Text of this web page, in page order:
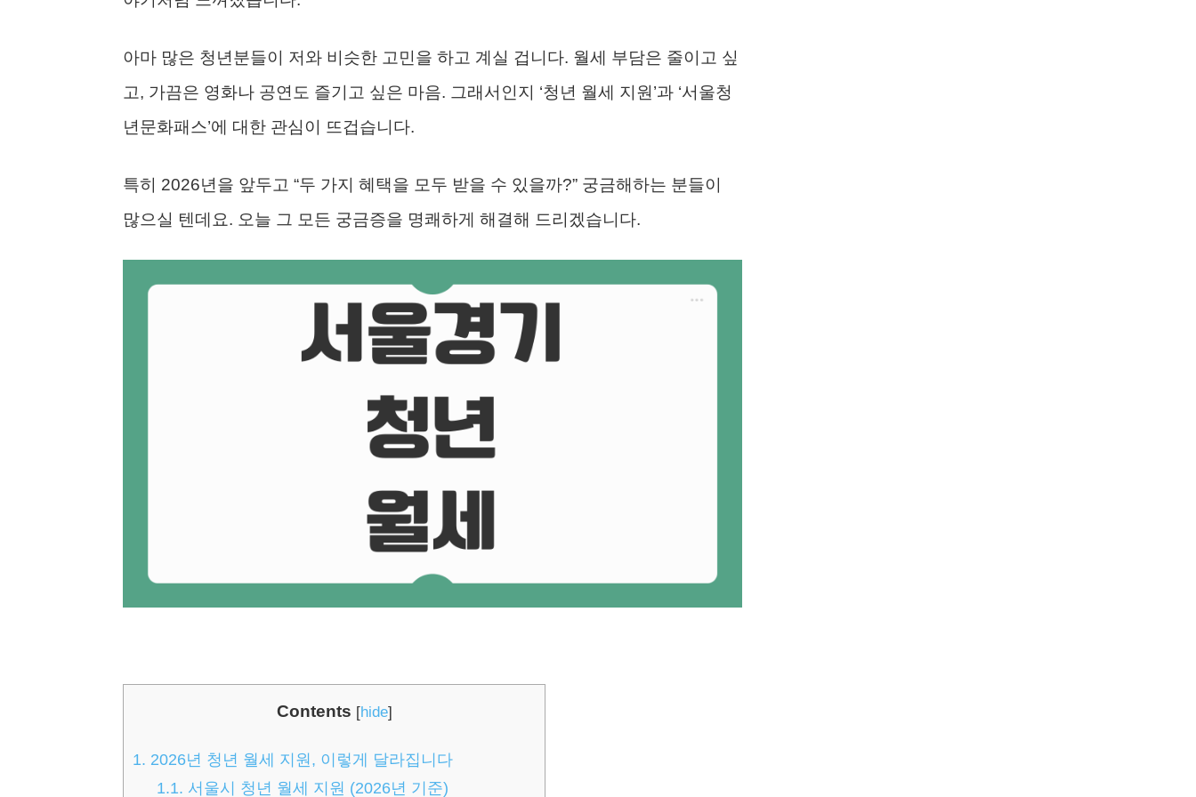
아마 많은 청년분들이 저와 비슷한 고민을 하고 계실 겁니다. 월세 부담은 줄이고 싶
고, 가끔은 영화나 공연도 즐기고 싶은 마음. 그래서인지 ‘청년 월세 지원’과 ‘서울청
년문화패스’에 대한 관심이 뜨겁습니다.
특히 2026년을 앞두고 “두 가지 혜택을 모두 받을 수 있을까?” 궁금해하는 분들이
많으실 텐데요. 오늘 그 모든 궁금증을 명쾌하게 해결해 드리겠습니다.
Contents [hide]
1. 2026년 청년 월세 지원, 이렇게 달라집니다
1.1. 서울시 청년 월세 지원 (2026년 기준)